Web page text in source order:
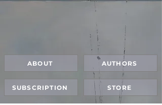
ABOUT AUTHORS
SUBSCRIPTION STORE